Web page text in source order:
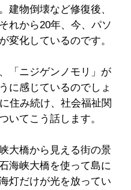
建物倒壊など修復後、
れから20年、今、パソ
変化しているのです。
「ニジゲンノモリ」が
に感じているのでしょ
住み続け、社会福祉関
いてこう話します。
大橋から見える街の景
海峡大橋を使って島に
灯だけが光を放ってい